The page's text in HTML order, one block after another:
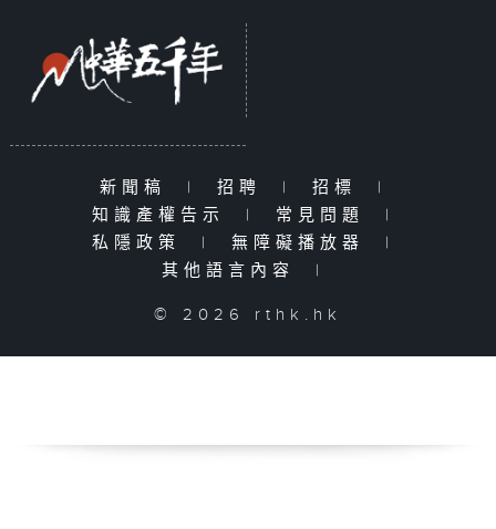
新聞稿 | 招聘 | 招標
|
知識產權告示
| 常見問題
|
私隱政策
| 無障礙播放器
|
其他語言內容
|
© 2026 rthk.hk